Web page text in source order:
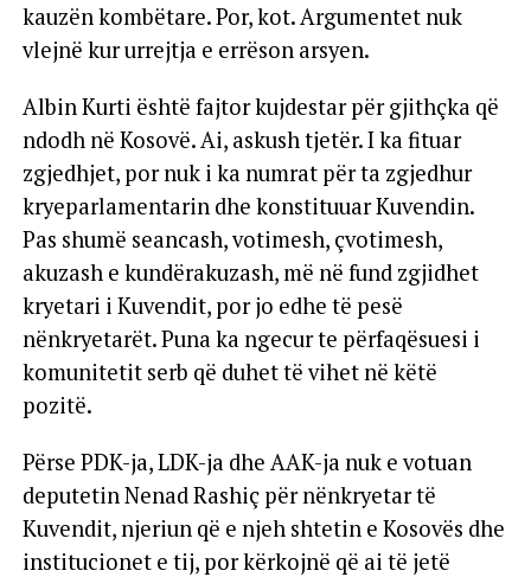
kauzën kombëtare. Por, kot. Argumentet nuk
vlejnë kur urrejtja e errëson arsyen.
Albin Kurti është fajtor kujdestar për gjithçka që
ndodh në Kosovë. Ai, askush tjetër. I ka fituar
zgjedhjet, por nuk i ka numrat për ta zgjedhur
kryeparlamentarin dhe konstituuar Kuvendin.
Pas shumë seancash, votimesh, çvotimesh,
akuzash e kundërakuzash, më në fund zgjidhet
kryetari i Kuvendit, por jo edhe të pesë
nënkryetarët. Puna ka ngecur te përfaqësuesi i
komunitetit serb që duhet të vihet në këtë
pozitë.
Përse PDK-ja, LDK-ja dhe AAK-ja nuk e votuan
deputetin Nenad Rashiç për nënkryetar të
Kuvendit, njeriun që e njeh shtetin e Kosovës dhe
institucionet e tij, por kërkojnë që ai të jetë